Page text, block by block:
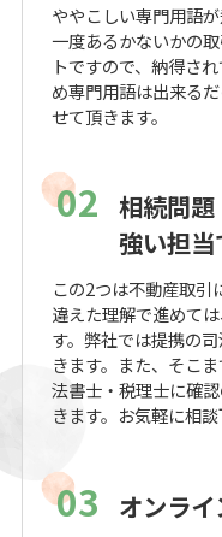
ややこしい専門用語
一度あるかないかの
トですので、納得さ
め専門用語は出来る
せて頂きます。
02 相続問
強い担当
この2つは不動産取引
違えた理解で進めて
す。弊社では提携の
きます。また、そこ
法書士・税理士に確
きます。お気軽に相談
03 オンライ